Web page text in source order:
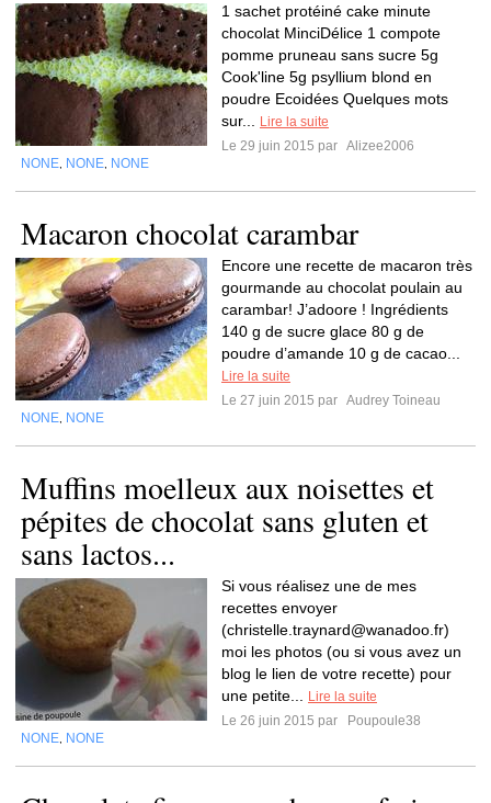
1 sachet protéiné cake minute
chocolat MinciDélice 1 compote
pomme pruneau sans sucre 5g
Cook'line 5g psyllium blond en
poudre Ecoidées Quelques mots
sur...
Lire la suite
Le 29 juin 2015 par Alizee2006
NONE NONE NONE
Macaron chocolat carambar
Encore une recette de macaron très
gourmande au chocolat poulain au
carambar! J’adoore ! Ingrédients
140 g de sucre glace 80 g de
poudre d’amande 10 g de cacao...
Lire la suite
Le 27 juin 2015 par Audrey Toineau
NONE NONE
Muffins moelleux aux noisettes et
pépites de chocolat sans gluten et
sans lactos...
Si vous réalisez une de mes
recettes envoyer
(christelle.traynard@wanadoo.fr)
moi les photos (ou si vous avez un
blog le lien de votre recette) pour
une petite...
Lire la suite
Le 26 juin 2015 par
Poupoule38
NONE NONE